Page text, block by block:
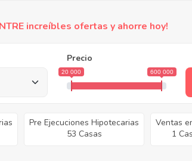
increíbles ofertas y ahorre hoy!
Precio
20 000 600 000
Pre Ejecuciones Hipotecarias
53 Casas
Ventas
1